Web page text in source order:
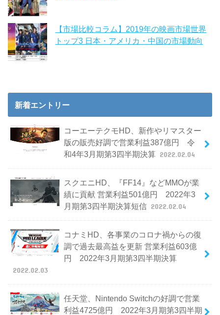
【市場比較コラム】2019年の映画市場世界
トップ3 日本・アメリカ・中国の市場動向
新着エントリー
コーエーテクモHD、新作やリマスター
版の販売好調で営業利益387億円 令
和4年3月期第3四半期決算 2022.02.04
スクエニHD、『FF14』などMMOが業
績に貢献 営業利益501億円 2022年3
月期第3四半期決算短信 2022.02.04
コナミHD、各事業のコロナ禍からの復
調で過去最高益を更新 営業利益603億
円 2022年3月期第3四半期決算
2022.02.03
任天堂、Nintendo Switchの好調で営業
利益4725億円 2022年3月期第3四半期